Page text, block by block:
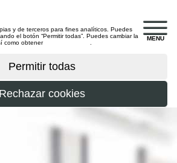
MENU
y de terceros para fines analíticos. Puedes
el botón “Permitir todas”. Puedes cambiar la
como obtener